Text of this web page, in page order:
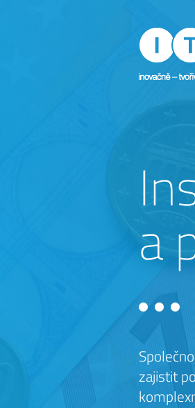
a
zajistit